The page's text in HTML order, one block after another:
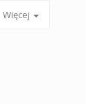
Więcej